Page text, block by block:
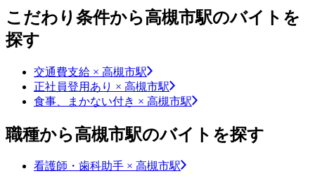
こだわり条件から高槻市駅のバイトを
探す
交通費支給 × 高槻市駅
正社員登用あり × 高槻市駅
食事、まかない付き × 高槻市駅
職種から高槻市駅のバイトを探す
看護師・歯科助手 × 高槻市駅